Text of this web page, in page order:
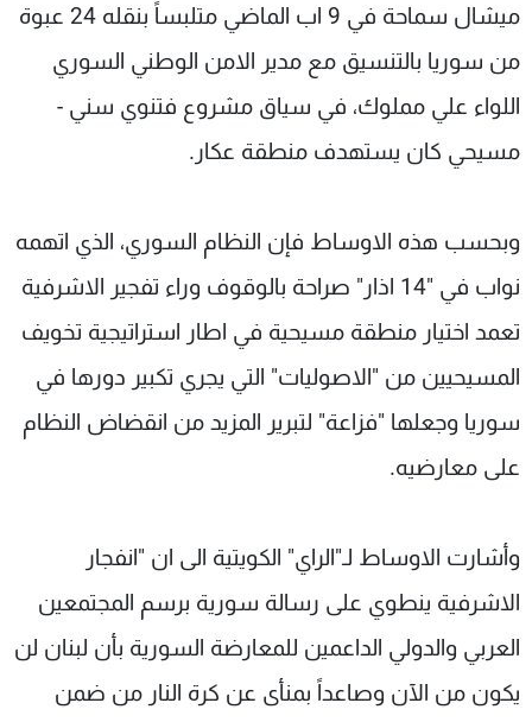
ميشال سماحة في 9 اب الماضي متلبساً بنقله 24 عبوة
من سوريا بالتنسيق مع مدير الامن الوطني السوري
اللواء علي مملوك، في سياق مشروع فتنوي سني -
مسيحي كان يستهدف منطقة عكار.
وبحسب هذه الاوساط فإن النظام السوري، الذي اتهمه
نواب في "14 اذار" صراحة بالوقوف وراء تفجير الاشرفية
تعمد اختيار منطقة مسيحية في اطار استراتيجية تخويف
المسيحيين من "الاصوليات" التي يجري تكبير دورها في
سوريا وجعلها "فزاعة" لتبرير المزيد من انقضاض النظام
على معارضيه.
وأشارت الاوساط لـ"الراي" الكويتية الى ان "انفجار
الاشرفية ينطوي على رسالة سورية برسم المجتمعين
العربي والدولي الداعمين للمعارضة السورية بأن لبنان لن
يكون من الآن وصاعداً بمنأى عن كرة النار من ضمن